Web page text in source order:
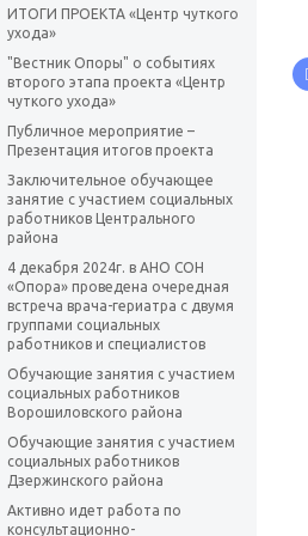
ИТОГИ ПРОЕКТА «Центр чуткого
ухода»
"Вестник Опоры" о событиях
второго этапа проекта «Центр
чуткого ухода»
Публичное мероприятие –
Презентация итогов проекта
Заключительное обучающее
занятие с участием социальных
работников Центрального
района
4 декабря 2024г. в АНО СОН
«Опора» проведена очередная
встреча врача-гериатра с двумя
группами социальных
работников и специалистов
Обучающие занятия с участием
социальных работников
Ворошиловского района
Обучающие занятия с участием
социальных работников
Дзержинского района
Активно идет работа по
консультационно-